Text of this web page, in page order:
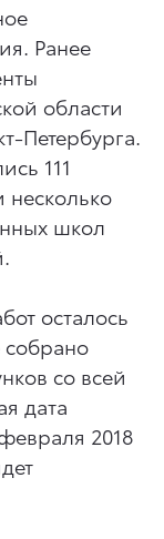
Ранее
области
Петербурга.
111
школ
осталось
собрано
со всей
дата
2018